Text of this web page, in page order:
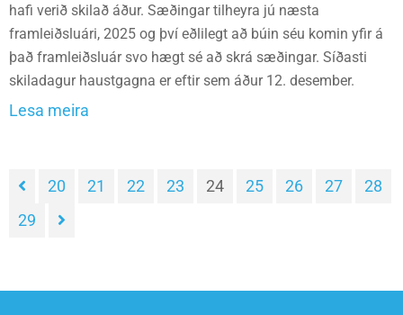
hafi verið skilað áður. Sæðingar tilheyra jú næsta
framleiðsluári, 2025 og því eðlilegt að búin séu komin yfir á
það framleiðsluár svo hægt sé að skrá sæðingar. Síðasti
skiladagur haustgagna er eftir sem áður 12. desember.
Lesa meira
20 21 22 23 24 25 26 27
28
29